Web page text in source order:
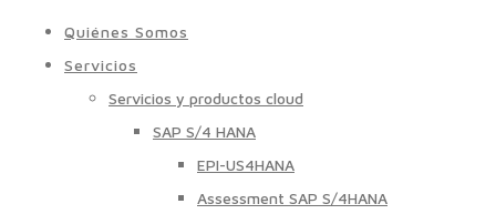
Quiénes Somos
Servicios
Servicios y productos cloud
SAP S/4 HANA
EPI-US4HANA
Assessment SAP S/4HANA